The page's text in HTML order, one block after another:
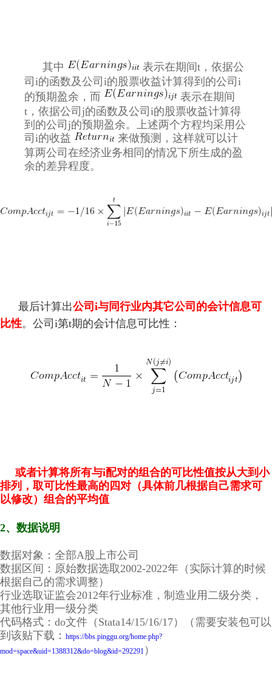
其中
表示在期间t，依据公
司i的函数及公司i的股票收益计算得到的公司i
的预期盈余，而
表示在期间
t，依据公司j的函数及公司i的股票收益计算得
到的公司j的预期盈余。上述两个方程均采用公
司i的收益
来做预测，这样就可以计
算两公司在经济业务相同的情况下所生成的盈
余的差异程度。
最后计算出公司i与同行业内其它公司的会计信息可
比性。公司i第t期的会计信息可比性：
或者计算将所有与i配对的组合的可比性值按从大到小
排列，取可比性最高的四对（具体前几根据自己需求可
以修改）组合的平均值
2、数据说明
数据对象：全部A股上市公司
数据区间：原始数据选取2002-2022年（实际计算的时候
根据自己的需求调整）
行业选取证监会2012年行业标准，制造业用二级分类，
其他行业用一级分类
代码格式：do文件（Stata14/15/16/17）（需要安装包可以
到该贴下载： https://bbs.pinggu.org/home.php?
mod=space&uid=1388312&do=blog&id=292291 ）